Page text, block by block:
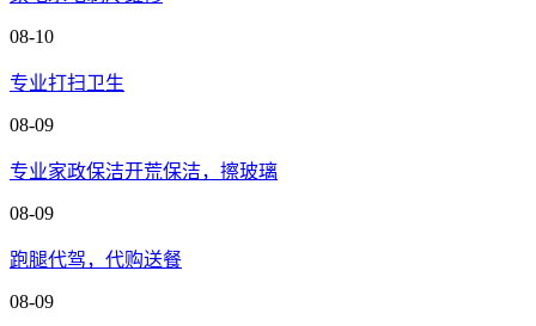
08-10
专业打扫卫生
08-09
专业家政保洁开荒保洁，擦玻璃
08-09
跑腿代驾，代购送餐
08-09